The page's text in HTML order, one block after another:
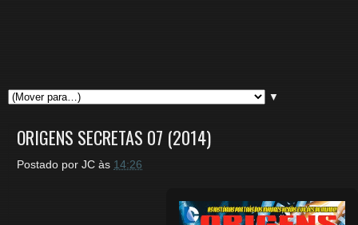
▼
ORIGENS SECRETAS 07 (2014)
Postado por JC às 14:26